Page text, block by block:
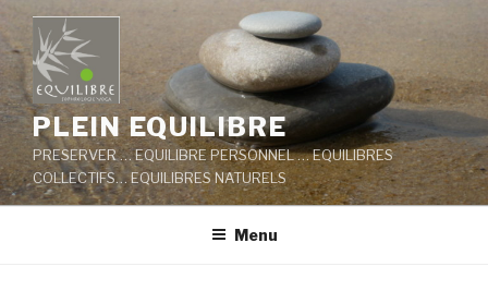
Aller
au
contenu
principal
PLEIN EQUILIBRE
PRESERVER … EQUILIBRE PERSONNEL … EQUILIBRES
COLLECTIFS… EQUILIBRES NATURELS
Menu